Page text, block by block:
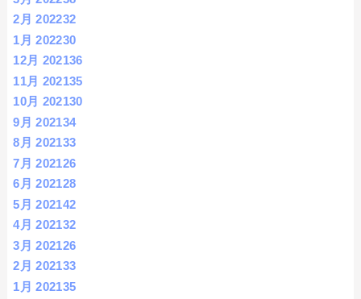
2月 202232
1月 202230
12月 202136
11月 202135
10月 202130
9月 202134
8月 202133
7月 202126
6月 202128
5月 202142
4月 202132
3月 202126
2月 202133
1月 202135